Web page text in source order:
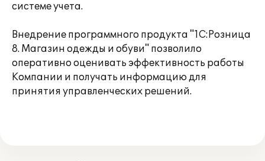
системе учета.
Внедрение программного продукта "1C:Розница
8. Магазин одежды и обуви" позволило
оперативно оценивать эффективность работы
Компании и получать информацию для
принятия управленческих решений.